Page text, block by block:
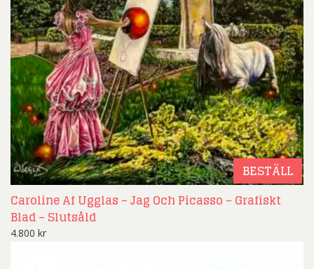
BESTÄLL
Caroline Af Ugglas – Jag Och Picasso – Grafiskt
Blad – Slutsåld
4.800 kr